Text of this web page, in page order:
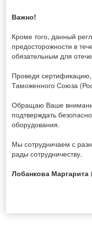
Важно!
Кроме того, данный
предосторожности в
обязательным для
Проведя
Таможенного Союза
Обращаю Ваше
подтверждать
оборудования.
Мы сотрудничаем с
рады сотрудничеству.
Лобанкова Маргарита